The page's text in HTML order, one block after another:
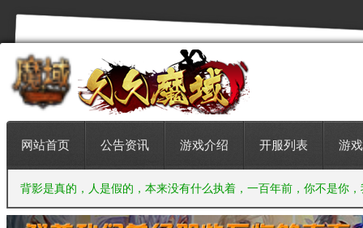
网站首页 公告资讯 游戏介绍 开服列表 游
背影是真的，人是假的，本来没有什么执着，一百年前，你不是你